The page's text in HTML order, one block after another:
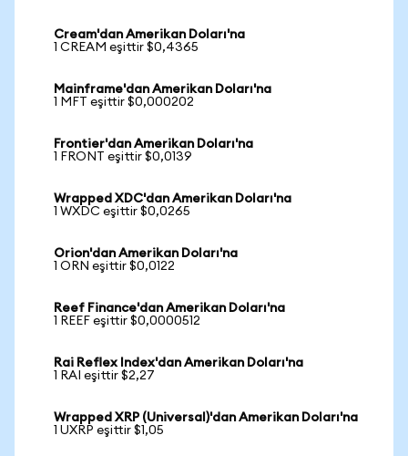
Cream'dan Amerikan Doları'na
1 CREAM eşittir $0,4365
Mainframe'dan Amerikan Doları'na
1 MFT eşittir $0,000202
Frontier'dan Amerikan Doları'na
1 FRONT eşittir $0,0139
Wrapped XDC'dan Amerikan Doları'na
1 WXDC eşittir $0,0265
Orion'dan Amerikan Doları'na
1 ORN eşittir $0,0122
Reef Finance'dan Amerikan Doları'na
1 REEF eşittir $0,0000512
Rai Reflex Index'dan Amerikan Doları'na
1 RAI eşittir $2,27
Wrapped XRP (Universal)'dan Amerikan Doları'na
1 UXRP eşittir $1,05